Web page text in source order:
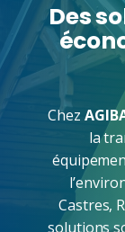
Des
Chez
la
Castres,
solutions